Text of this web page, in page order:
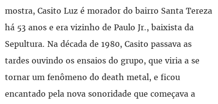
mostra, Casito Luz é morador do bairro Santa Tereza
há 53 anos e era vizinho de Paulo Jr., baixista da
Sepultura. Na década de 1980, Casito passava as
tardes ouvindo os ensaios do grupo, que viria a se
tornar um fenômeno do death metal, e ficou
encantado pela nova sonoridade que começava a